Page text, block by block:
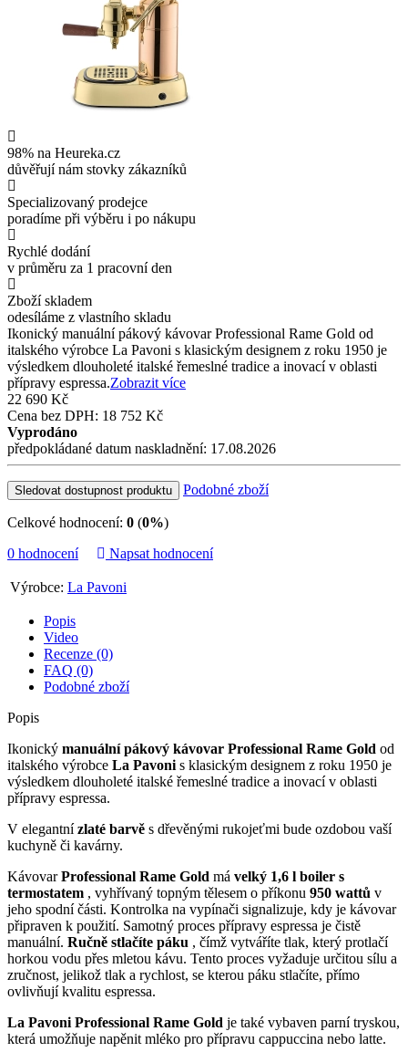
98% na Heureka.cz
důvěřují nám stovky zákazníků
Specializovaný prodejce
poradíme při výběru i po nákupu
Rychlé dodání
v průměru za 1 pracovní den
Zboží skladem
odesíláme z vlastního skladu
Ikonický manuální pákový kávovar Professional Rame Gold od
italského výrobce La Pavoni s klasickým designem z roku 1950 je
výsledkem dlouholeté italské řemeslné tradice a inovací v oblasti
přípravy espressa.Zobrazit více
22 690 Kč
Cena bez DPH: 18 752 Kč
Vyprodáno
předpokládané datum naskladnění: 17.08.2026
Sledovat dostupnost produktu Podobné zboží
Celkové hodnocení: 0 (0%)
0 hodnocení
Napsat hodnocení
Výrobce: La Pavoni
Popis
Video
Recenze (0)
FAQ (0)
Podobné zboží
Popis
Ikonický manuální pákový kávovar Professional Rame Gold od
italského výrobce La Pavoni s klasickým designem z roku 1950 je
výsledkem dlouholeté italské řemeslné tradice a inovací v oblasti
přípravy espressa.
V elegantnízlaté barvě s dřevěnými rukojeťmi bude ozdobou vaší
kuchyně či kavárny.
KávovarProfessional Rame Gold má velký 1,6 l boiler s
termostatem , vyhřívaný topným tělesem o příkonu 950 wattů v
jeho spodní části. Kontrolka na vypínači signalizuje, kdy je kávovar
připraven k použití. Samotný proces přípravy espressa je čistě
manuální. Ručně stlačíte páku , čímž vytváříte tlak, který protlačí
horkou vodu přes mletou kávu. Tento proces vyžaduje určitou sílu a
zručnost, jelikož tlak a rychlost, se kterou páku stlačíte, přímo
ovlivňují kvalitu espressa.
La Pavoni Professional Rame Gold je také vybaven parní tryskou,
která umožňuje napěnit mléko pro přípravu cappuccina nebo latte.